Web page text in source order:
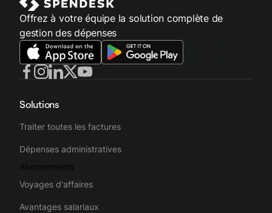
Offrez à votre équipe la solution complète de
gestion des dépenses
Solutions
Traiter toutes les factures
Dépenses administratives
Abonnements
Voyages d'affaires
Avantages salariaux